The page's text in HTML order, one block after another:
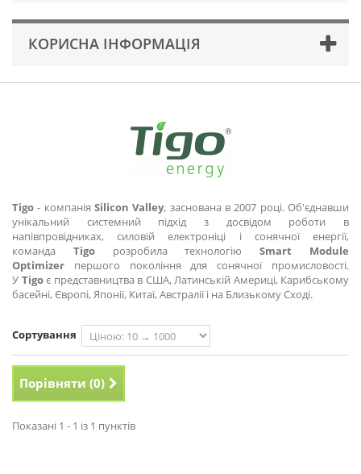
КОРИСНА ІНФОРМАЦІЯ
Tigo - компанія Silicon Valley, заснована в 2007 році. Об'єднавши
унікальний системний підхід з досвідом роботи в
напівпровідниках, силовій електроніці і сонячної енергії,
команда Tigoрозробила технологіюSmart Module
Optimizer першого покоління для сонячної промисловості.
У Tigoє представництва в США, Латинській Америці, Карибському
басейні, Європі, Японії, Китаї, Австралії і на Близькому Сході.
Сортування
Порівняти (0)
Показані 1 - 1 із 1 пунктів